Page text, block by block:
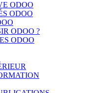
ODOO
ODOO
ODOO ?
ODOO